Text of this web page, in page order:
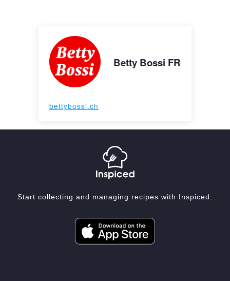
Betty Bossi FR
bettybossi.ch
Start collecting and managing recipes with Inspiced.